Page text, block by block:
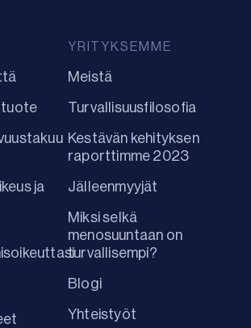
tuote
ja
YRITYKSEMME
Meistä
Turvallisuusfilosofia
Kestävän kehityksen
raporttimme 2023
Jälleenmyyjät
Miksi selkä
menosuuntaan on
turvallisempi?
Blogi
Yhteistyöt